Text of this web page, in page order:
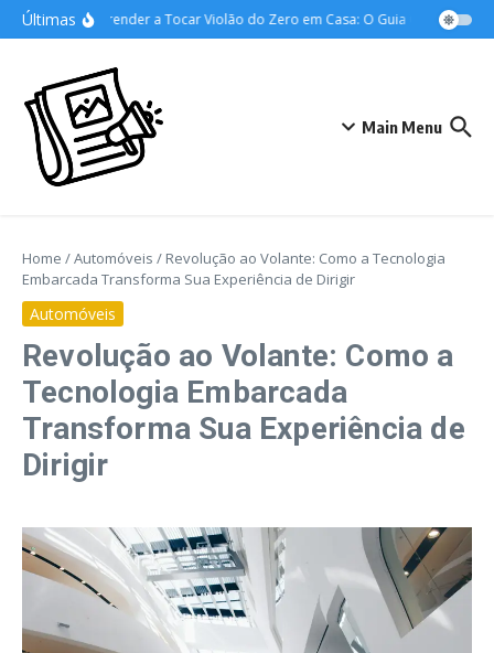
Ir para o conteúdo
Últimas
Como Aprender a Tocar Violão do Zero em Casa: O Guia Completo
Main Menu
Home /Automóveis / Revolução ao Volante: Como a Tecnologia
Embarcada Transforma Sua Experiência de Dirigir
Automóveis
Revolução ao Volante: Como a
Tecnologia Embarcada
Transforma Sua Experiência de
Dirigir